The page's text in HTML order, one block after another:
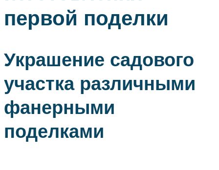
первой поделки
Украшение садового
участка различными
фанерными
поделками